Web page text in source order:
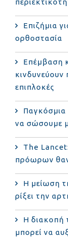
Επιζήμια
ορθοστασία
Επέμβαση
επιπλοκές
να σώσουμε
The
πρόωρων
Η μείωση
ρίξει την
Η διακοπή
μπορεί να